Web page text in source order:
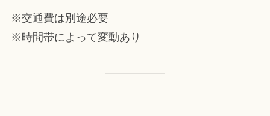
※交通費は別途必要
※時間帯によって変動あり